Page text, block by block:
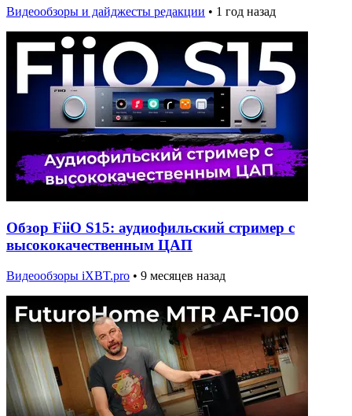
Видеообзоры и дайджесты редакции • 1 год назад
Обзор FiiO S15: аудиофильский стример с
высококачественным ЦАП
Видеообзоры iXBT.pro • 9 месяцев назад